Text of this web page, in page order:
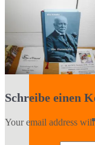
Schreibe einen
Your email address